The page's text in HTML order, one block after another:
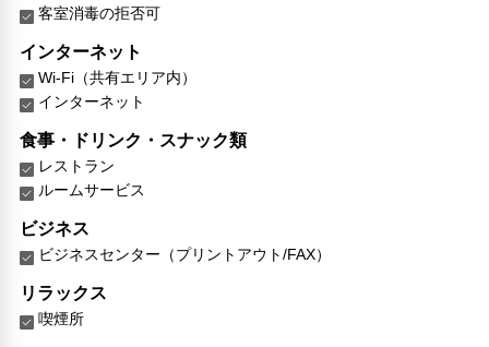
客室消毒の拒否可
インターネット
Wi-Fi（共有エリア内）
インターネット
食事・ドリンク・スナック類
レストラン
ルームサービス
ビジネス
ビジネスセンター（プリントアウト/FAX）
リラックス
喫煙所